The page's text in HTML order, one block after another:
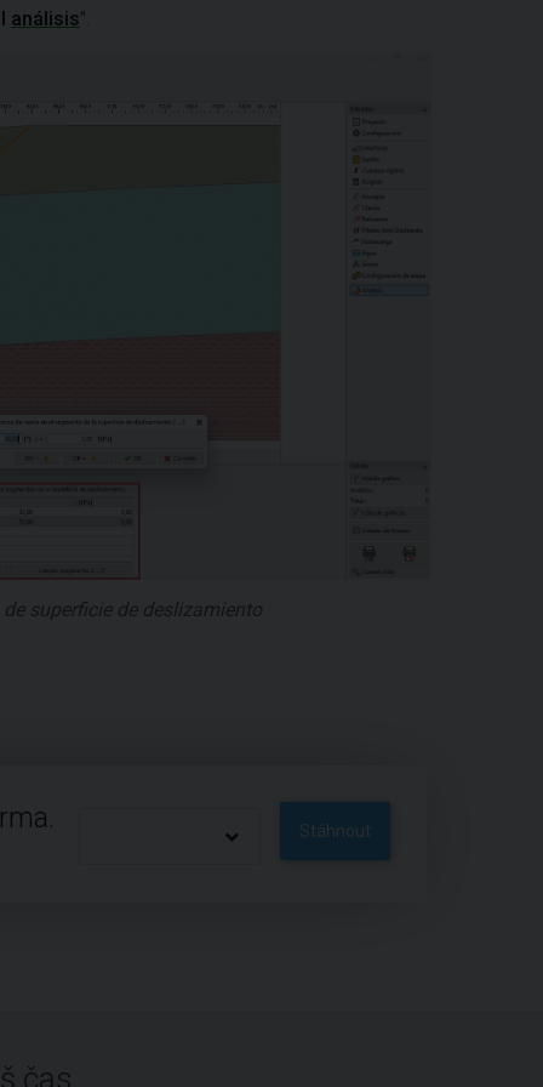
análisis".
superficie de deslizamiento
Stáhnout
čas.